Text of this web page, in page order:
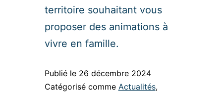
territoire souhaitant vous
proposer des animations à
vivre en famille.
Publié le 26 décembre 2024
Catégorisé comme Actualités,